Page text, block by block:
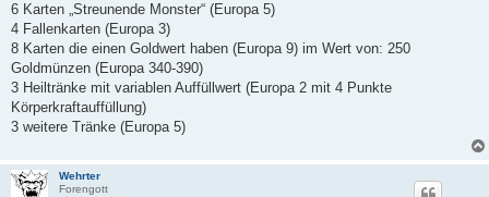
6 Karten „Streunende Monster“ (Europa 5)
4 Fallenkarten (Europa 3)
8 Karten die einen Goldwert haben (Europa 9) im Wert von: 250
Goldmünzen (Europa 340-390)
3 Heiltränke mit variablen Auffüllwert (Europa 2 mit 4 Punkte
Körperkraftauffüllung)
3 weitere Tränke (Europa 5)
Wehrter
Forengott